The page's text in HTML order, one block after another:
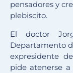
pensadores y
plebiscito.
El doctor
Departamento
expresidente
pide atenerse